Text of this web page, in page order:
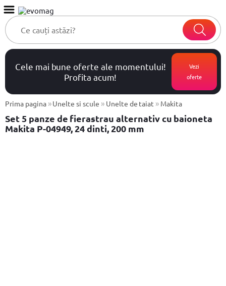
Cele mai bune oferte ale momentului!
Profita acum!
Vezi
oferte
Prima pagina »Unelte si scule » Unelte de taiat » Makita
Set 5 panze de fierastrau alternativ cu baioneta
Makita P-04949, 24 dinti, 200 mm